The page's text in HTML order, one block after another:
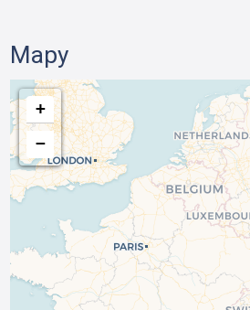
Mapy
+
−